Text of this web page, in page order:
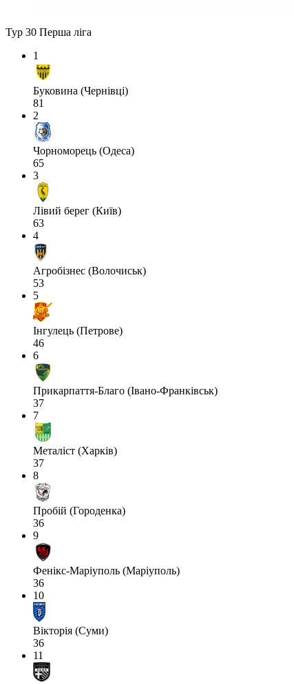
Тур 30 Перша ліга
1
Буковина (Чернівці)
81
2
Чорноморець (Одеса)
65
3
Лівий берег (Київ)
63
4
Агробізнес (Волочиськ)
53
5
Інгулець (Петрове)
46
6
Прикарпаття-Благо (Івано-Франківськ)
37
7
Металіст (Харків)
37
8
Пробій (Городенка)
36
9
Фенікс-Маріуполь (Маріуполь)
36
10
Вікторія (Суми)
36
11